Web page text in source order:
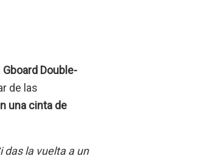
Gboard Double-
de las
una cinta de
das la vuelta a un